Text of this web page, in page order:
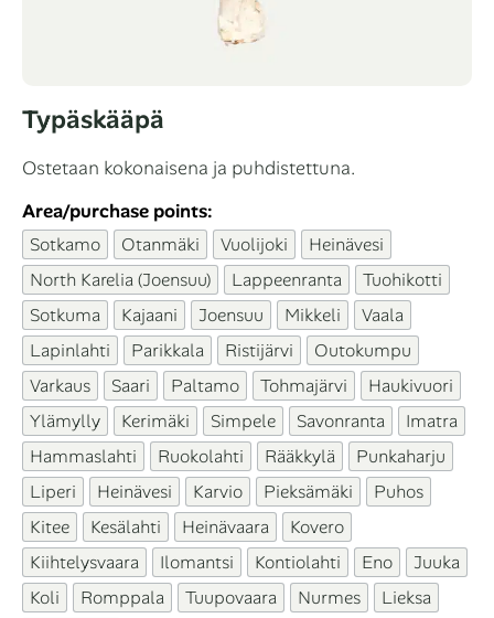
Typäskääpä
Ostetaan kokonaisena ja puhdistettuna.
Area/purchase points:
Sotkamo Otanmäki Vuolijoki
Heinävesi
North Karelia (Joensuu)
Lappeenranta
Tuohikotti
Sotkuma
Kajaani Joensuu Mikkeli
Vaala
Lapinlahti
Parikkala Ristijärvi
Outokumpu
Varkaus
Saari Paltamo Tohmajärvi
Haukivuori
Ylämylly
Kerimäki Simpele Savonranta
Imatra
Hammaslahti
Ruokolahti Rääkkylä
Punkaharju
Liperi
Heinävesi Karvio Pieksämäki
Puhos
Kitee
Kesälahti Heinävaara
Kovero
Kiihtelysvaara
Ilomantsi Kontiolahti Eno
Juuka
Koli
Romppala Tuupovaara Nurmes
Lieksa